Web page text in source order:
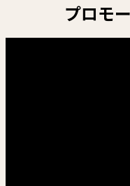
プロモ